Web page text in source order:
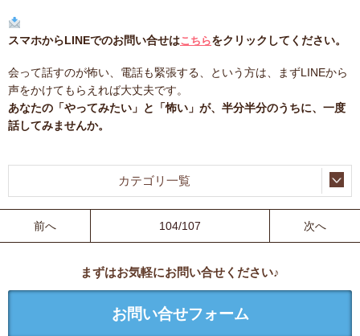
スマホからLINEでのお問い合せはこちらをクリックしてください。
会って話すのが怖い、電話も緊張する、という方は、まずLINEから
声をかけてもらえれば大丈夫です。
あなたの「やってみたい」と「怖い」が、半分半分のうちに、一度
話してみませんか。
カテゴリ一覧
前へ 104/107 次へ
まずはお気軽にお問い合せください♪
お問い合せフォーム